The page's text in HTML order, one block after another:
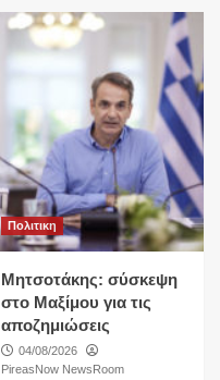
Πολιτικη
Μητσοτάκης: σύσκεψη
στο Μαξίμου για τις
αποζημιώσεις
04/08/2026
PireasNow NewsRoom